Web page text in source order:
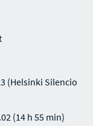
(Helsinki Silencio
(14 h 55 min)